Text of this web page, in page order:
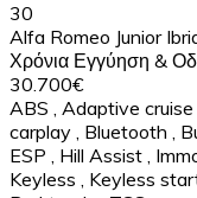
30
Alfa Romeo Junior
Χρόνια Εγγύηση &
30.700€
ABS , Adaptive
carplay , Bluetooth ,
ESP , Hill Assist ,
Keyless , Keyless